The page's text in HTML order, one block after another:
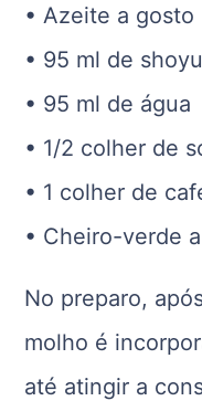
• Azeite a
• 95 ml de shoyu
• 95 ml de água
• 1/2 colher de
• 1 colher de
• Cheiro-verde
No preparo,
molho é
até atingir a